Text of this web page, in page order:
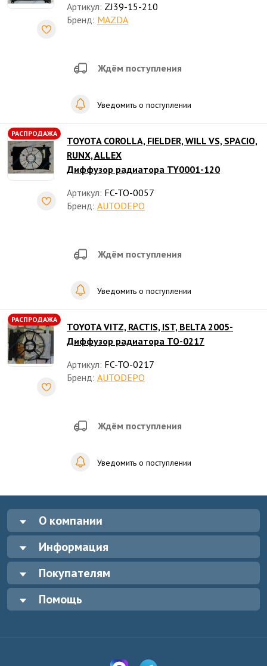
Артикул: ZJ39-15-210
Бренд: MAZDA
Ждём поступления
Уведомить о поступлении
РАСПРОДАЖА
TOYOTA COROLLA, FIELDER, WILL VS, SPACIO,
RUNX, ALLEX
Диффузор радиатора TY0001-120
Артикул: FC-TO-0057
Бренд: AUTODEPO
Ждём поступления
Уведомить о поступлении
РАСПРОДАЖА
TOYOTA VITZ, RACTIS, IST, BELTA 2005-
Диффузор радиатора TO-0217
Артикул: FC-TO-0217
Бренд: AUTODEPO
Ждём поступления
Уведомить о поступлении
О компании
Информация
Покупателям
Помощь